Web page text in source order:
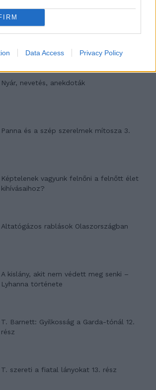
Data Access Privacy Policy
A világ legismertebb ruhái
Nyár, nevetés, anekdoták
Panna és a szép szerelmek mítosza 3.
Képtelenek vagyunk felnőni a felnőtt élet
kihívásaihoz?
Altatógázos rablások Olaszországban
A kislány, akit nem védett meg senki –
Lyhanna története
T. Barnett: Gyilkosság a Garda-tónál 12.
rész
T. szereti a fiatal lányokat 13. rész